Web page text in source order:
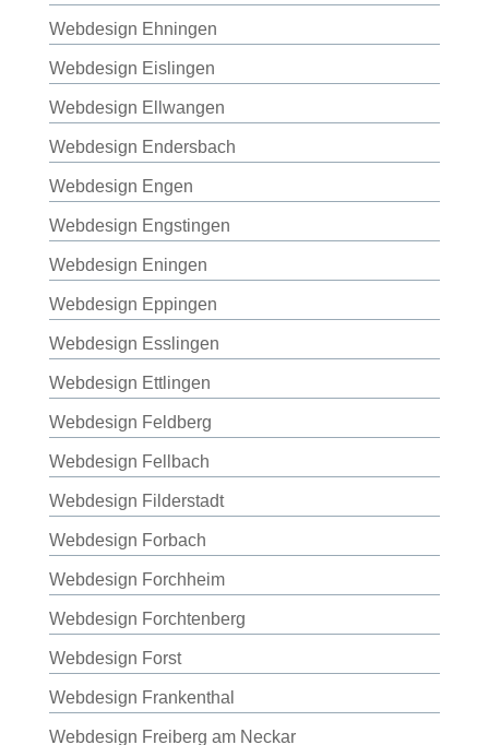
Webdesign Ehningen
Webdesign Eislingen
Webdesign Ellwangen
Webdesign Endersbach
Webdesign Engen
Webdesign Engstingen
Webdesign Eningen
Webdesign Eppingen
Webdesign Esslingen
Webdesign Ettlingen
Webdesign Feldberg
Webdesign Fellbach
Webdesign Filderstadt
Webdesign Forbach
Webdesign Forchheim
Webdesign Forchtenberg
Webdesign Forst
Webdesign Frankenthal
Webdesign Freiberg am Neckar